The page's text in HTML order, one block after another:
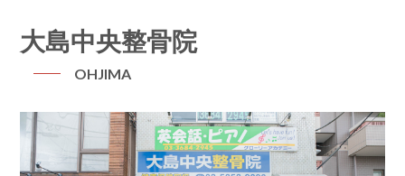
大島中央整骨院
OHJIMA